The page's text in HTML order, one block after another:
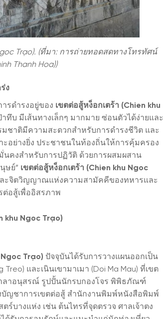
Trạo). (ที่มา: การถ่ายทอดสดทางโทรทัศน์
Thanh Hoa))
ง
รดำรงอยู่ของ เขตต่อสู้หง็อกเตร้า (Chien khu
บ มีเส้นทางเล็กๆ มากมาย ซ่อนตัวได้ง่ายและ
มชาติมีความสะดวกสำหรับการดำรงชีวิต และ
ะอย่างยิ่ง ประชาชนในท้องถิ่นให้การคุ้มครอง
นคงสำหรับการปฏิวัติ ด้วยการผสมผสาน
ษย์” เขตต่อสู้หง็อกเตร้า (Chien khu Ngoc
ะจิตวิญญาณแห่งความสามัคคีของทหารและ
ต่อสู้เพื่ออิสรภาพ
khu Ngoc Trạo)
Trạo) ปัจจุบันได้รับการวางแผนออกเป็น
และเนินเขามาเมา (Doi Ma Mau) ที่เขต
ลาอนุสรณ์ รูปปั้นนักรบกองโจร พิพิธภัณฑ์
บัญชาการเขตต่อสู้ สำนักงานพิมพ์หนังสือพิมพ์
ร์บางแห่ง เช่น ต้นไทรที่จุดตรวจ ศาลเจ้าตง